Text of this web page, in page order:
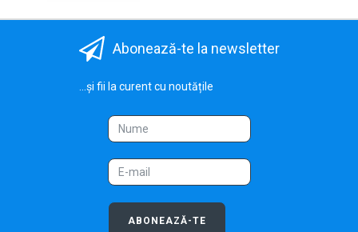
Abonează-te la newsletter
...și fii la curent cu noutățile
ABONEAZĂ-TE